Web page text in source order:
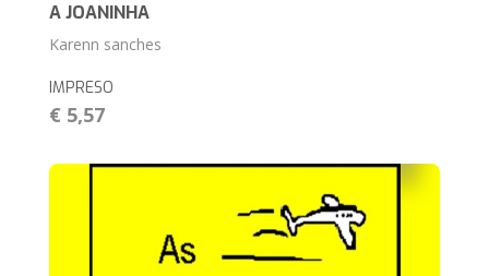
A JOANINHA
Karenn sanches
IMPRESO
€ 5,57